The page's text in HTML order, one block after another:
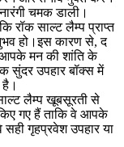
चमक डाली।
रॉक साल्ट लैम्प प्राप्त
हो।इस कारण से, द
आपके मन की शांति के
सुंदर उपहार बॉक्स में
लैम्प खूबसूरती से
गए हैं ताकि वे आपके
गृहप्रवेश उपहार या